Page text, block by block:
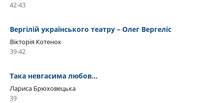
42-43
Вергілій українського театру – Олег Вергеліс
Вікторія Котенок
39-42
Така невгасима любов...
Лариса Брюховецька
39